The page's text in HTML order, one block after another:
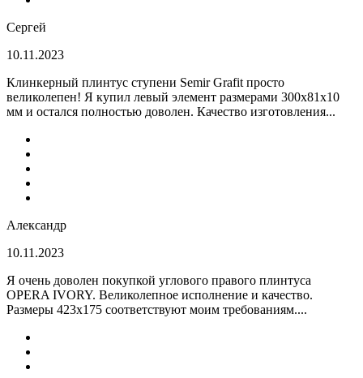
Сергей
10.11.2023
Клинкерный плинтус ступени Semir Grafit просто
великолепен! Я купил левый элемент размерами 300х81х10
мм и остался полностью доволен. Качество изготовления...
Александр
10.11.2023
Я очень доволен покупкой углового правого плинтуса
OPERA IVORY. Великолепное исполнение и качество.
Размеры 423х175 соответствуют моим требованиям....